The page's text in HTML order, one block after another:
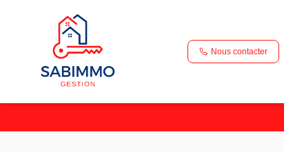
Nous contacter